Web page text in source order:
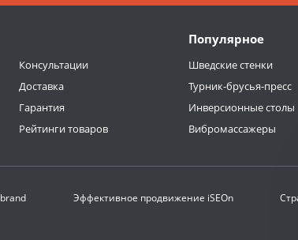
Популярное
Консультации
Доставка
Гарантия
Рейтинги товаров
Шведские стенки
Турник-брусья-пресс
Инверсионные столы
Вибромассажеры
Эффективное продвижение iSEOn